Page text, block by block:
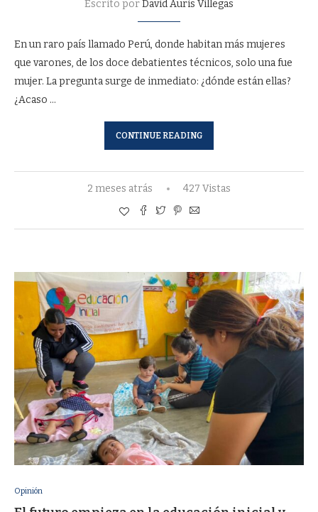
Escrito porDavid Auris Villegas
En un raro país llamado Perú, donde habitan más mujeres
que varones, de los doce debatientes técnicos, solo una fue
mujer. La pregunta surge de inmediato: ¿dónde están ellas?
¿Acaso …
CONTINUE READING
2 meses atrás 427 Vistas
Opinión